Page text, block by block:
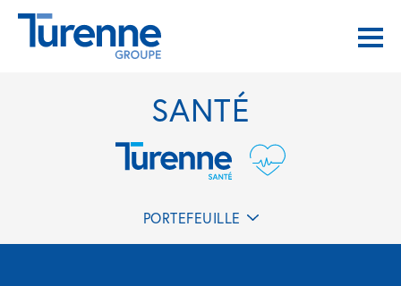
SANTÉ
PORTEFEUILLE